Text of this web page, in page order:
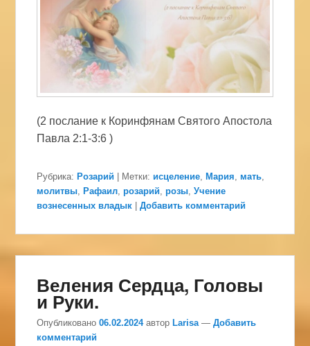
(2 послание к Коринфянам Святого Апостола
Павла 2:1-3:6 )
Рубрика: Розарий Метки: исцеление, Мария, мать,
молитвы, Рафаил,розарий,розы,Учение
вознесенных владык
|Добавить комментарий
Веления Сердца, Головы
и Руки.
Опубликовано06.02.2024 автор Larisa —Добавить
комментарий